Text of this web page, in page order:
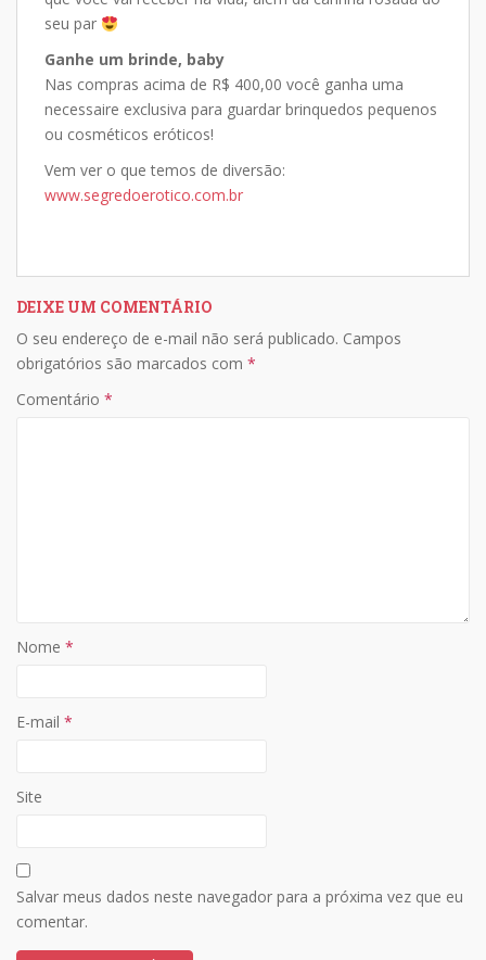
seu par
Ganhe um brinde, baby
Nas compras acima de R$ 400,00 você ganha uma
necessaire exclusiva para guardar brinquedos pequenos
ou cosméticos eróticos!
Vem ver o que temos de diversão:
www.segredoerotico.com.br
DEIXE UM COMENTÁRIO
O seu endereço de e-mail não será publicado. Campos
obrigatórios são marcados com *
Comentário *
Nome *
E-mail *
Site
Salvar meus dados neste navegador para a próxima vez que eu
comentar.